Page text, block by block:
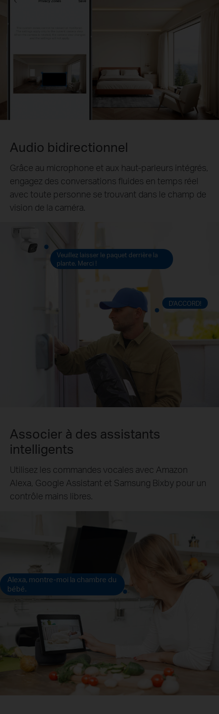
Audio bidirectionnel
Grâce au microphone et aux haut-parleurs intégrés,
engagez des conversations fluides en temps réel
avec toute personne se trouvant dans le champ de
vision de la caméra.
Veuillez laisser le paquet derrière la
plante. Merci !
D'ACCORD!
Associer à des assistants
intelligents
Utilisez les commandes vocales avec Amazon
Alexa, Google Assistant et Samsung Bixby pour un
contrôle mains libres.
Alexa, montre-moi la chambre du
bébé.